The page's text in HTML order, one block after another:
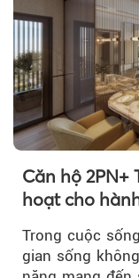
Căn hộ 2PN+
hoạt cho
Trong cuộc
gian sống